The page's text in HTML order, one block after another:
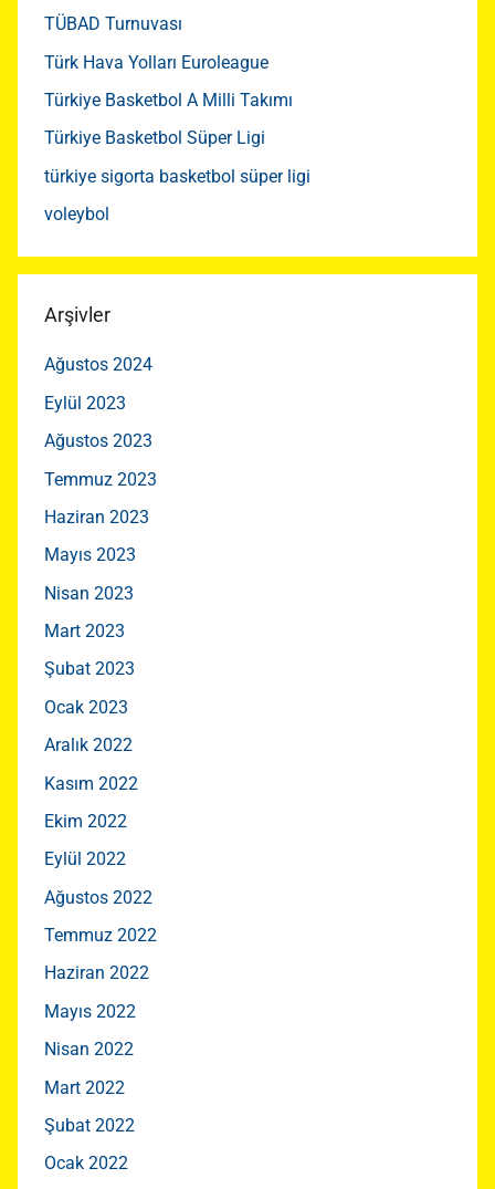
TÜBAD Turnuvası
Türk Hava Yolları Euroleague
Türkiye Basketbol A Milli Takımı
Türkiye Basketbol Süper Ligi
türkiye sigorta basketbol süper ligi
voleybol
Arşivler
Ağustos 2024
Eylül 2023
Ağustos 2023
Temmuz 2023
Haziran 2023
Mayıs 2023
Nisan 2023
Mart 2023
Şubat 2023
Ocak 2023
Aralık 2022
Kasım 2022
Ekim 2022
Eylül 2022
Ağustos 2022
Temmuz 2022
Haziran 2022
Mayıs 2022
Nisan 2022
Mart 2022
Şubat 2022
Ocak 2022